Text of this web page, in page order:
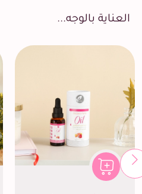
العناية بالوجه...